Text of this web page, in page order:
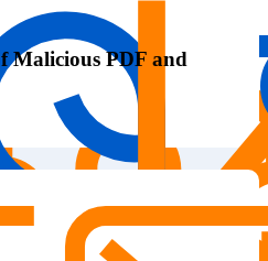
Malicious PDF and